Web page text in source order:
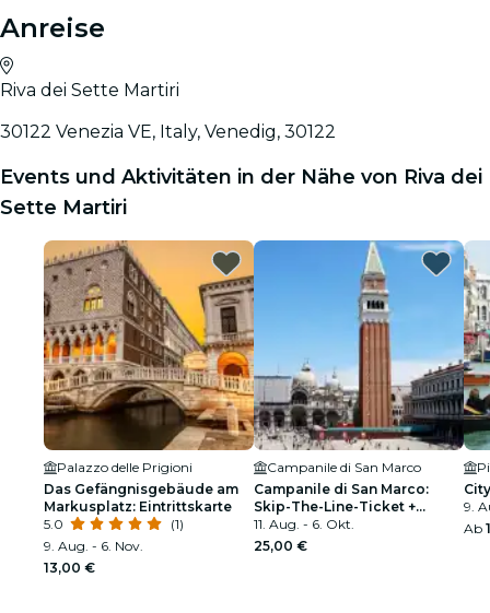
Anreise
Riva dei Sette Martiri
30122 Venezia VE, Italy, Venedig, 30122
Events und Aktivitäten in der Nähe von Riva dei
Sette Martiri
Palazzo delle Prigioni
Das Gefängnisgebäude am
Markusplatz: Eintrittskarte
5.0
(1)
9. Aug. - 6. Nov.
13,00 €
Campanile di San Marco
Campanile di San Marco:
Skip-The-Line-Ticket +
Audioguide
11. Aug. - 6. Okt.
25,00 €
9.
Ab